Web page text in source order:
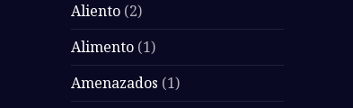
Aliento (2)
Alimento (1)
Amenazados (1)